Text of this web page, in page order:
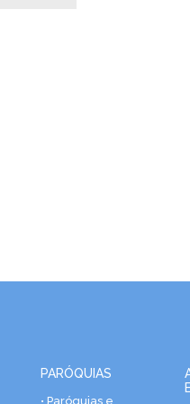
PARÓQUIAS
• Paróquias e